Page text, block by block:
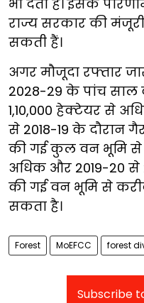
भी देता है। इसके
राज्य सरकार की
सकती हैं।
अगर मौजूदा रफ्तार
2028-29 के पांच साल
1,10,000 हेक्टेयर से
से 2018-19 के दौरान
की गई कुल वन भूमि से
अधिक और 2019-20 से
की गई वन भूमि से
सकता है।
Forest MoEFCC forest
Subscribe